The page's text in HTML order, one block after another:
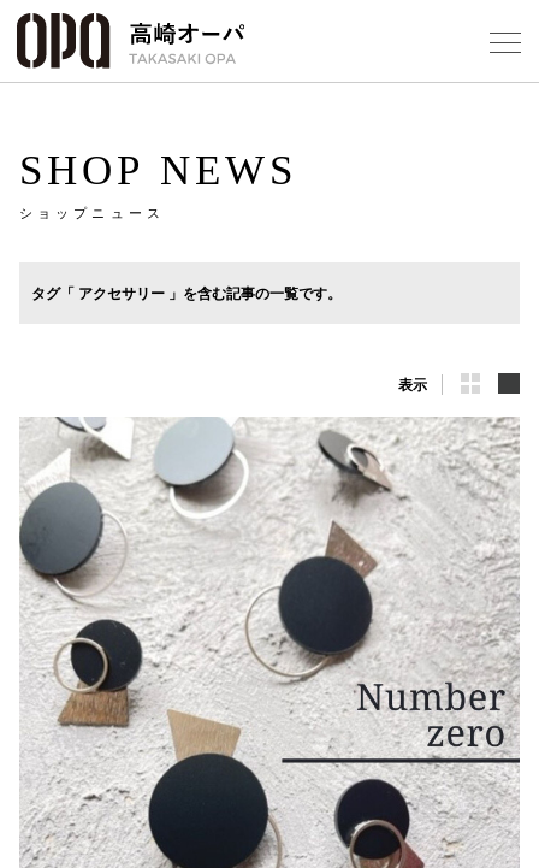
SHOP NEWS
ショップニュース
タグ「 アクセサリー 」を含む記事の一覧です。
表示
アクセ
スタッ
電話で
公式SNS
企業情報
お問い合わせ
プライバシ